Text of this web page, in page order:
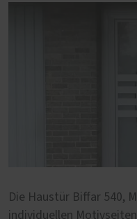
Die Haustür Biffar 540,
individuellen